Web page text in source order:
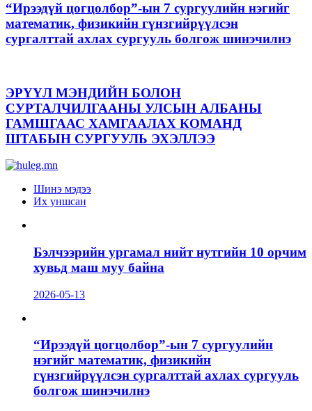
“Ирээдүй цогцолбор”-ын 7 сургуулийн нэгийг
математик, физикийн гүнзгийрүүлсэн
сургалттай ахлах сургууль болгож шинэчилнэ
ЭРҮҮЛ МЭНДИЙН БОЛОН
СУРТАЛЧИЛГААНЫ УЛСЫН АЛБАНЫ
ГАМШГААС ХАМГААЛАХ КОМАНД
ШТАБЫН СУРГУУЛЬ ЭХЭЛЛЭЭ
Шинэ мэдээ
Их уншсан
Бэлчээрийн ургамал нийт нутгийн 10 орчим
хувьд маш муу байна
2026-05-13
“Ирээдүй цогцолбор”-ын 7 сургуулийн
нэгийг математик, физикийн
гүнзгийрүүлсэн сургалттай ахлах сургууль
болгож шинэчилнэ